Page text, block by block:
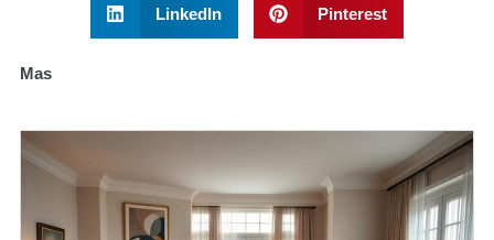
LinkedIn Pinterest
Mas